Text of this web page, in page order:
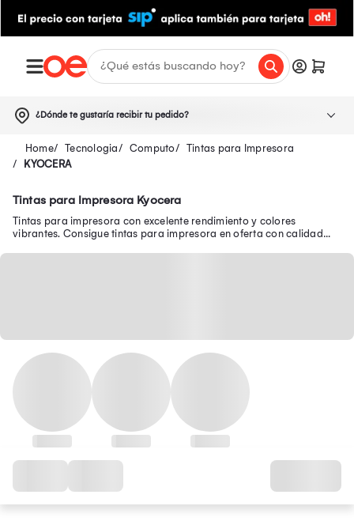
¿Dónde te gustaría recibir tu pedido?
Tecnologia Computo
Tintas para Impresora
KYOCERA
Tintas para Impresora Kyocera
Tintas para impresora con excelente rendimiento y colores
vibrantes. Consigue tintas para impresora en oferta con calidad